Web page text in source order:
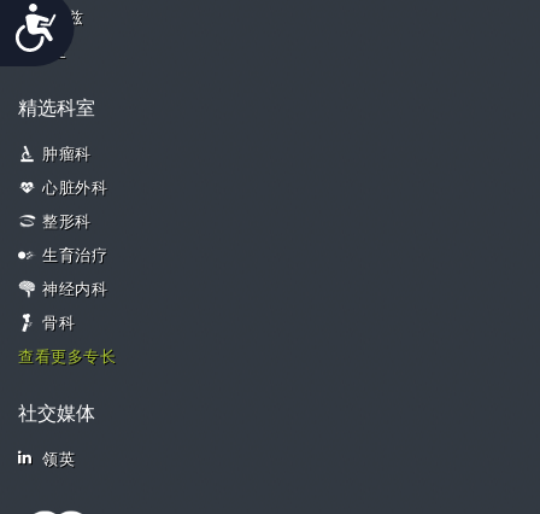
Accessibility
卡托维兹
苏黎世
精选科室
肿瘤科
心脏外科
整形科
生育治疗
神经内科
骨科
查看更多专长
社交媒体
领英